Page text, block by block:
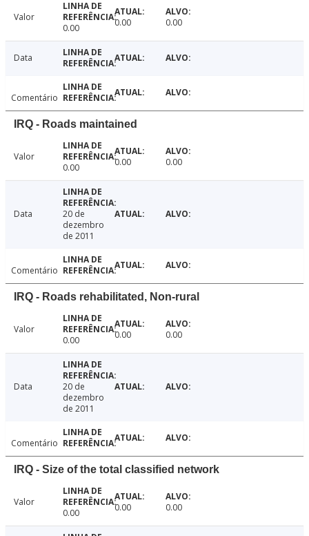
Valor
0.00
0.00 0.00
Data
Comentário
IRQ - Roads maintained
Valor
0.00
0.00 0.00
Data
20 de
dezembro
de 2011
Comentário
IRQ - Roads rehabilitated, Non-rural
Valor
0.00
0.00 0.00
Data
20 de
dezembro
de 2011
Comentário
IRQ - Size of the total classified network
Valor
0.00
0.00 0.00